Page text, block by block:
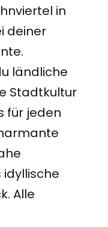
in
deiner
ländliche
Stadtkultur
für jeden
Alle